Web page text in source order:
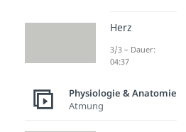
Herz
3/3 – Dauer:
04:37
Physiologie & Anatomie
Atmung